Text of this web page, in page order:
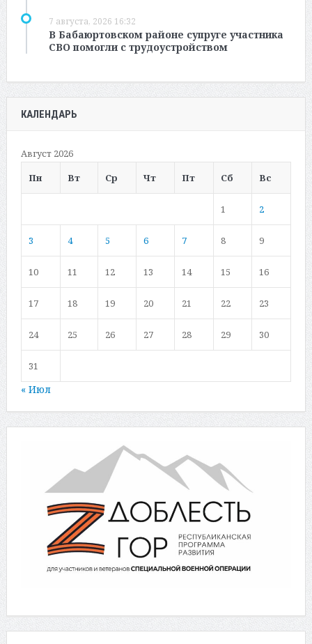
7 августа, 2026 16:32
В Бабаюртовском районе супруге участника
СВО помогли с трудоустройством
КАЛЕНДАРЬ
Август 2026
Пн
Вт Ср Чт Пт Сб Вс
1 2
3 4 5 6 7 8 9
10 11 12 13 14 15 16
17 18 19 20 21 22 23
24 25 26 27 28 29 30
31
« Июл